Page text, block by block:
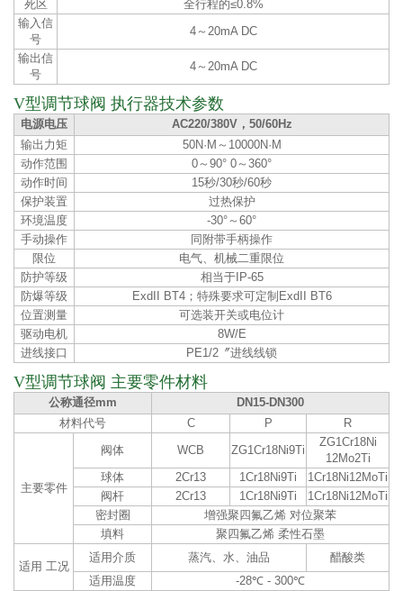
死区
全行程的≤0.8%
输入信
号
4～20mA DC
输出信
号
4～20mA DC
V型调节球阀 执行器技术参数
电源电压
AC220/380V，50/60Hz
输出力矩
50N·M～10000N·M
动作范围
0～90° 0～360°
动作时间
15秒/30秒/60秒
保护装置
过热保护
环境温度
-30°～60°
手动操作
同附带手柄操作
限位
电气、机械二重限位
防护等级
相当于IP-65
防爆等级
ExdII BT4；特殊要求可定制ExdII BT6
位置测量
可选装开关或电位计
驱动电机
8W/E
进线接口
PE1/2〞进线线锁
V型调节球阀 主要零件材料
公称通径mm
DN15-DN300
材料代号
C P R
主要零件
阀体 WCB ZG1Cr18Ni9Ti
ZG1Cr18Ni
12Mo2Ti
球体
2Cr13 1Cr18Ni9Ti
1Cr18Ni12MoTi
阀杆
2Cr13 1Cr18Ni9Ti
1Cr18Ni12MoTi
密封圈
增强聚四氟乙烯 对位聚苯
填料
聚四氟乙烯 柔性石墨
适用 工况
适用介质 蒸汽、水、油品
醋酸类
适用温度
-28℃ - 300℃